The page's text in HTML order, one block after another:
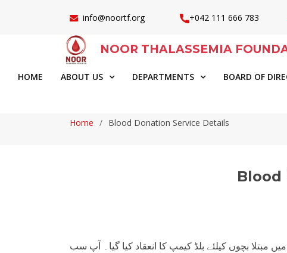
info@noortf.org +042 111 666 783
NOOR THALASSEMIA
HOME ABOUT US DEPARTMENTS BOARD OF
Home
Blood Donation Service Details
Blood
مبتلا بچوں کیلئے بلڈ کیمپ کا انعقاد کیا گیا۔ آپ سب